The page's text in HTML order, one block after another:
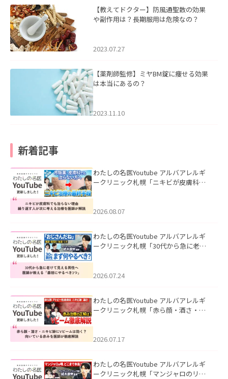
【教えてドクター】防風通聖散の効果
や副作用は？長期服用は危険なの？
2023.07.27
【薬剤師監修】ミヤBM錠に痩せる効果
は本当にあるの？
2023.11.10
新着記事
わたしの名医Youtube アルバアレルギ
ークリニック札幌「ニキビが皮膚科で
ました。
2026.08.07
わたしの名医Youtube アルバアレルギ
ークリニック札幌「30代から急に老け
た。
2026.07.24
わたしの名医Youtube アルバアレルギ
ークリニック札幌「赤ら顔・酒さ・ニ
した。
2026.07.17
わたしの名医Youtube アルバアレルギ
ークリニック札幌「マンジャロのリア